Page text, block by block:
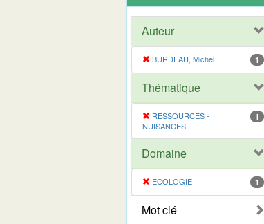
Auteur
BURDEAU, Michel 1
Thématique
RESSOURCES -
NUISANCES
1
Domaine
ECOLOGIE 1
Mot clé